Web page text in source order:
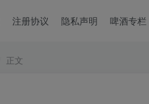
注册协议 隐私声明 啤酒专栏
正文